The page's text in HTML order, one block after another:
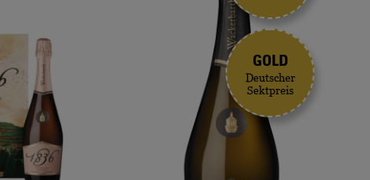
GOLD
Deutscher
Sektpreis